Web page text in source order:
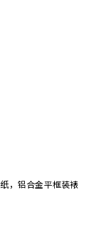
，铝合金平框装裱